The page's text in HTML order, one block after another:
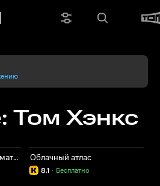
Том Хэнкс
Нора Эфрон. Жизнь как материал Облачный атлас
8.1 Бесплатно
·